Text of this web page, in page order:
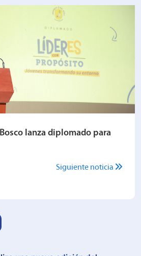
lanza diplomado para
Siguiente noticia